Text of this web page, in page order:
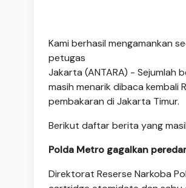
Kami berhasil mengamankan
petugas
Jakarta (ANTARA) - Sejumlah
masih menarik dibaca kembali
pembakaran di Jakarta Timur.
Berikut daftar berita yang
Polda Metro gagalkan
Direktorat Reserse Narkoba